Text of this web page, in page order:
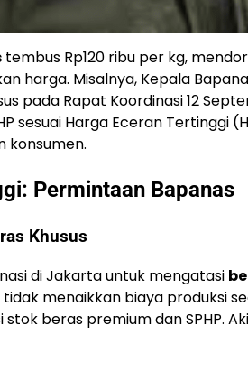
tembus Rp120 ribu per kg,
harga. Misalnya, Kepala
pada Rapat Koordinasi 12
sesuai Harga Eceran Tertinggi
konsumen.
Permintaan Bapanas
Khusus
di Jakarta untuk mengatasi
menaikkan biaya produksi
beras premium dan SPHP.